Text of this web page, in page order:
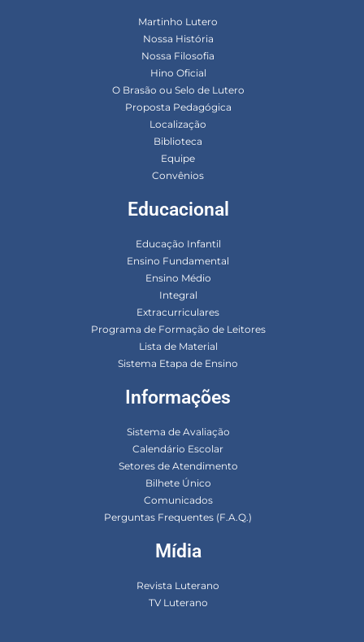
Martinho Lutero
Nossa História
Nossa Filosofia
Hino Oficial
O Brasão ou Selo de Lutero
Proposta Pedagógica
Localização
Biblioteca
Equipe
Convênios
Educacional
Educação Infantil
Ensino Fundamental
Ensino Médio
Integral
Extracurriculares
Programa de Formação de Leitores
Lista de Material
Sistema Etapa de Ensino
Informações
Sistema de Avaliação
Calendário Escolar
Setores de Atendimento
Bilhete Único
Comunicados
Perguntas Frequentes (F.A.Q.)
Mídia
Revista Luterano
TV Luterano